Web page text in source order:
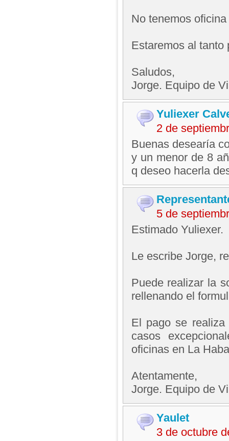
No tenemos
Estaremos al tanto
Saludos,
Jorge. Equipo de
Yuliexer
2 de
Buenas desearía
y un menor de 8
q deseo hacerla
5 de
Estimado Yuliexer.
Le escribe Jorge,
Puede realizar la
rellenando el
El pago se
casos
oficinas en La
Atentamente,
Jorge. Equipo de
Yaulet
3 de octubre